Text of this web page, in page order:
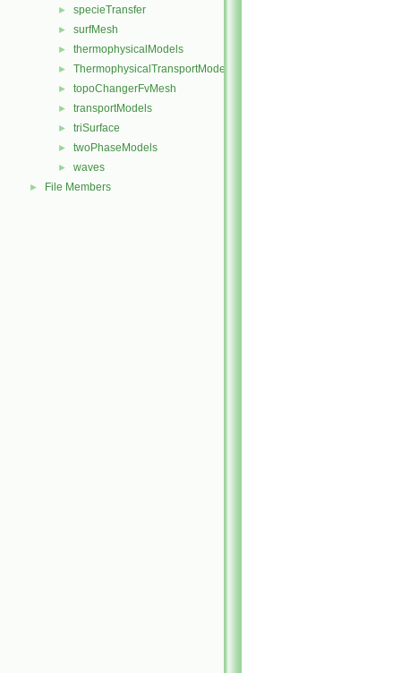
► specieTransfer
► surfMesh
► thermophysicalModels
► ThermophysicalTransportModels
► topoChangerFvMesh
► transportModels
► triSurface
► twoPhaseModels
► waves
► File Members